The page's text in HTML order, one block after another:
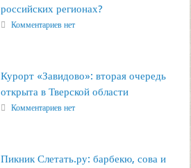
российских регионах?
Комментариев нет
Курорт «Завидово»: вторая очередь
открыта в Тверской области
Комментариев нет
Пикник Слетать.ру: барбекю, сова и